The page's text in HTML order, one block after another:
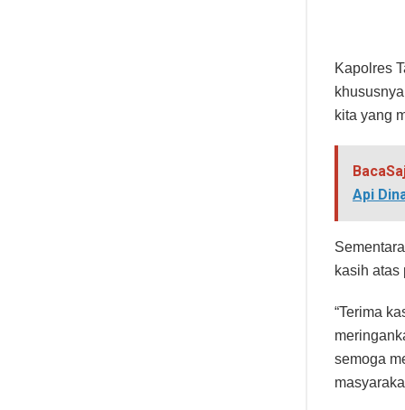
Kapolres
kita yang
Api
kasih atas
“Terima
semoga